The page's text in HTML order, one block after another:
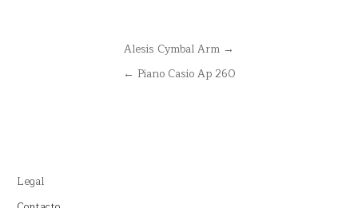
NavegaciónAlesis Cymbal Arm →
← Piano Casio Ap 260
Legal